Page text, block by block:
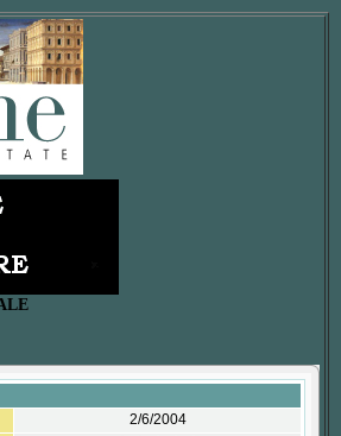
2/6/2004